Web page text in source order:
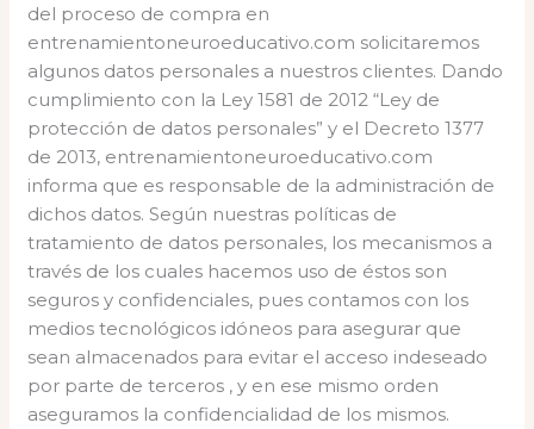
del proceso de compra en
entrenamientoneuroeducativo.com solicitaremos
algunos datos personales a nuestros clientes. Dando
cumplimiento con la Ley 1581 de 2012 “Ley de
protección de datos personales” y el Decreto 1377
de 2013, entrenamientoneuroeducativo.com
informa que es responsable de la administración de
dichos datos. Según nuestras políticas de
tratamiento de datos personales, los mecanismos a
través de los cuales hacemos uso de éstos son
seguros y confidenciales, pues contamos con los
medios tecnológicos idóneos para asegurar que
sean almacenados para evitar el acceso indeseado
por parte de terceros , y en ese mismo orden
aseguramos la confidencialidad de los mismos.